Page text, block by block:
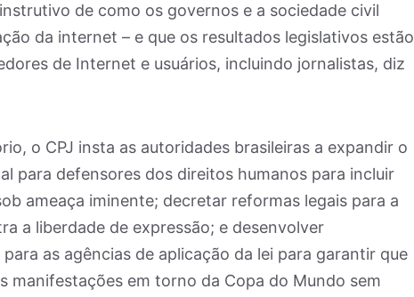
de como os governos e a sociedade civil
da internet – e que os resultados legislativos estão
de Internet e usuários, incluindo jornalistas, diz
o CPJ insta as autoridades brasileiras a expandir o
para defensores dos direitos humanos para incluir
ameaça iminente; decretar reformas legais para a
a liberdade de expressão; e desenvolver
as agências de aplicação da lei para garantir que
manifestações em torno da Copa do Mundo sem